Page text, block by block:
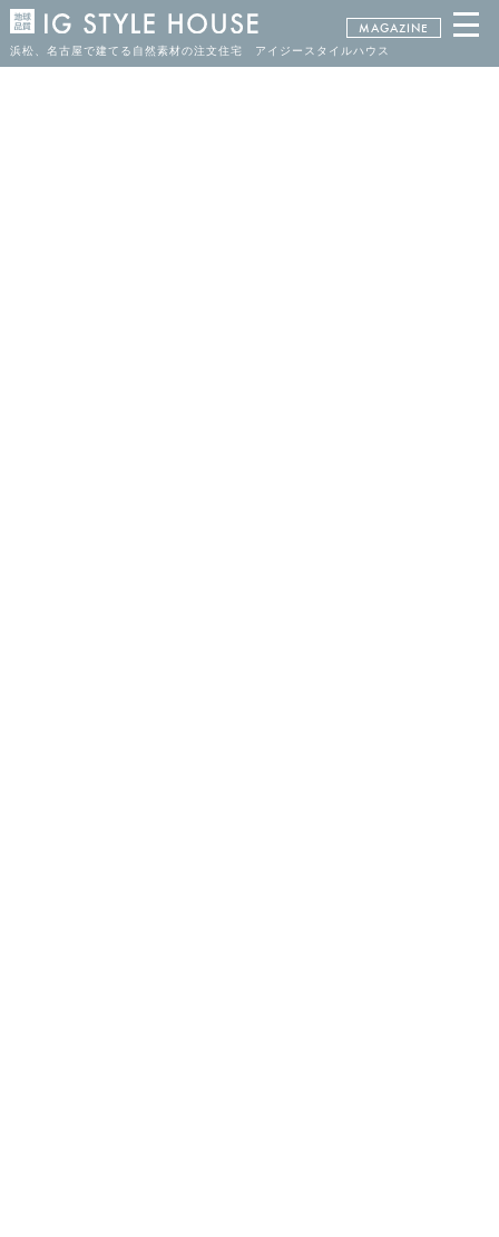
浜松、名古屋で建てる自然素材の注文住宅 アイジースタイルハウス
MAGAZINE